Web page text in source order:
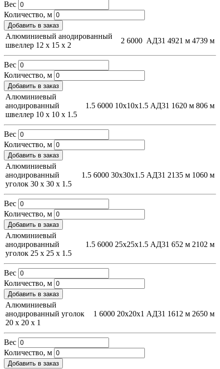
Вес
Количество, м
Добавить в заказ
Алюминиевый анодированный
швеллер 12 х 15 х 2
2 6000 АД31 4921 м 4739 м
Вес
Количество, м
Добавить в заказ
Алюминиевый
анодированный
швеллер 10 х 10 х 1.5
1.5 6000 10х10х1.5 АД31 1620 м 806 м
Вес
Количество, м
Добавить в заказ
Алюминиевый
анодированный
уголок 30 х 30 х 1.5
1.5 6000 30х30х1.5 АД31 2135 м 1060 м
Вес
Количество, м
Добавить в заказ
Алюминиевый
анодированный
уголок 25 х 25 х 1.5
1.5 6000 25х25х1.5 АД31 652 м 2102 м
Вес
Количество, м
Добавить в заказ
Алюминиевый
анодированный уголок
20 х 20 х 1
1 6000 20х20х1 АД31 1612 м 2650 м
Вес
Количество, м
Добавить в заказ